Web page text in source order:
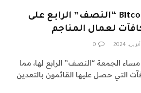
أكملت شبكة Bitcoin “النصف” الرابع على
لعمال المناجم
0
الجمعة “النصف” الرابع لها، مما
التي حصل عليها القائمون بالتعدين